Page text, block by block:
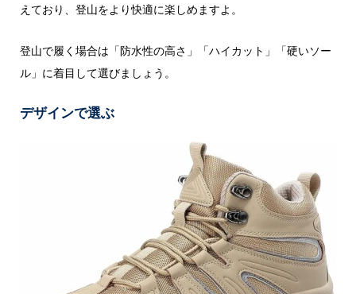
えており、登山をより快適に楽しめますよ。
登山で履く場合は「防水性の高さ」「ハイカット」「硬いソー
ル」に着目して選びましょう。
デザインで選ぶ